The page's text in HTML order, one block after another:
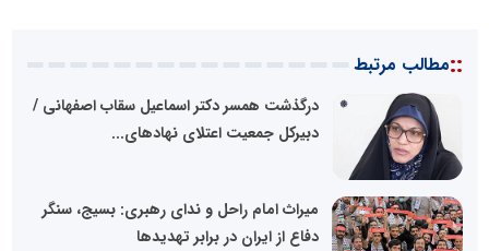
::مطالب مرتبط
درگذشت همسر دکتر اسماعیل سقاب اصفهانی /
دبیرکل جمعیت اعتلای نهادهای...
میراث امام راحل و ندای رهبری: بسیج، سنگر
دفاع از ایران در برابر تهدیدها